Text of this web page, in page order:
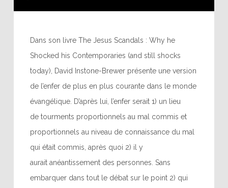
Dans son livre The Jesus Scandals : Why he
Shocked his Contemporaries (and still shocks
today), David Instone-Brewer présente une version
de l’enfer de plus en plus courante dans le monde
évangélique. D’après lui, l’enfer serait 1) un lieu
de tourments proportionnels au mal commis et
proportionnels au niveau de connaissance du mal
qui était commis, après quoi 2) il y
aurait anéantissement des personnes. Sans
embarquer dans tout le débat sur le point 2) qui